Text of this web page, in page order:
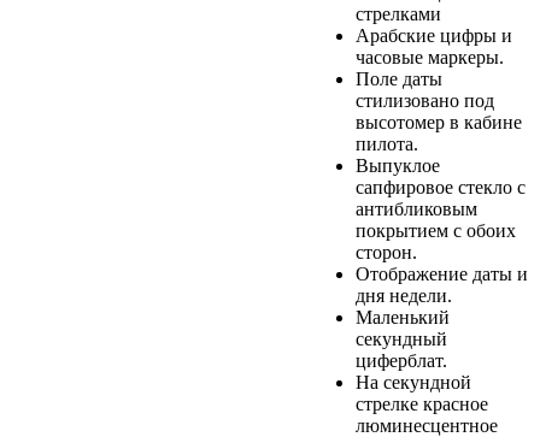
стрелками
Арабские цифры и
часовые маркеры.
Поле даты
стилизовано под
высотомер в кабине
пилота.
Выпуклое
сапфировое стекло с
антибликовым
покрытием с обоих
сторон.
Отображение даты и
дня недели.
Маленький
секундный
циферблат.
На секундной
стрелке красное
люминесцентное